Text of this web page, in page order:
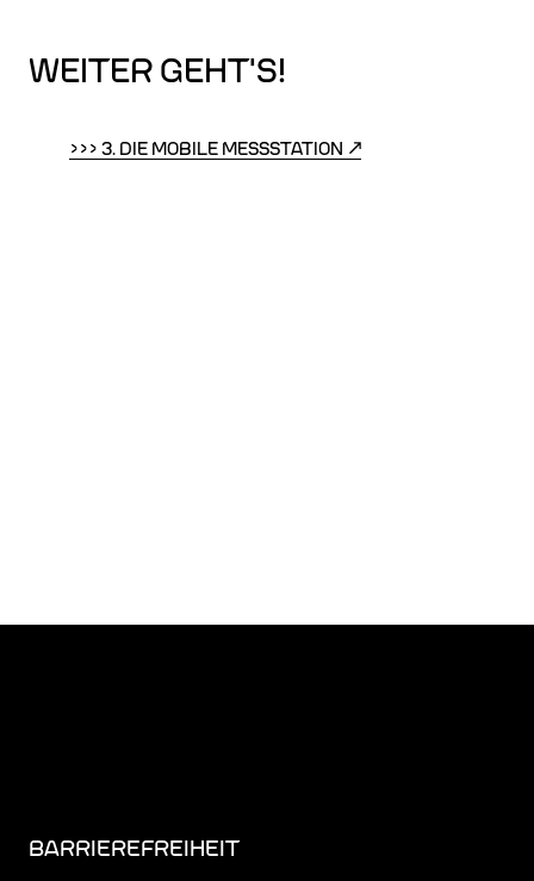
WEITER GEHT'S!
>>> 3. DIE MOBILE MESSSTATION
BARRIEREFREIHEIT